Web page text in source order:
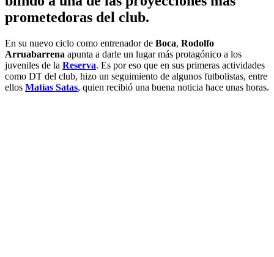
prometedoras del club.
En su nuevo ciclo como entrenador de Boca, Rodolfo
Arruabarrena apunta a darle un lugar más protagónico a los
juveniles de la Reserva. Es por eso que en sus primeras actividades
como DT del club, hizo un seguimiento de algunos futbolistas, entre
ellos Matías Satas, quien recibió una buena noticia hace unas horas.